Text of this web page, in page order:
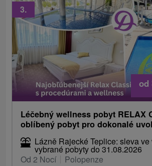
od
3.
Léčebný wellness pobyt RELAX
oblíbený pobyt pro dokonalé
Lázně Rajecké Teplice: sleva
vybrané pobyty do 31.08.2026
Od 2 Nocí
Polopenze